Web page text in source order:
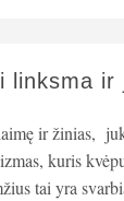
linksma ir
ir žinias,
kuris
tai yra